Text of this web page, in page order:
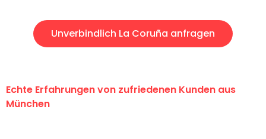
Unverbindlich La Coruña anfragen
Echte Erfahrungen von zufriedenen Kunden aus
München